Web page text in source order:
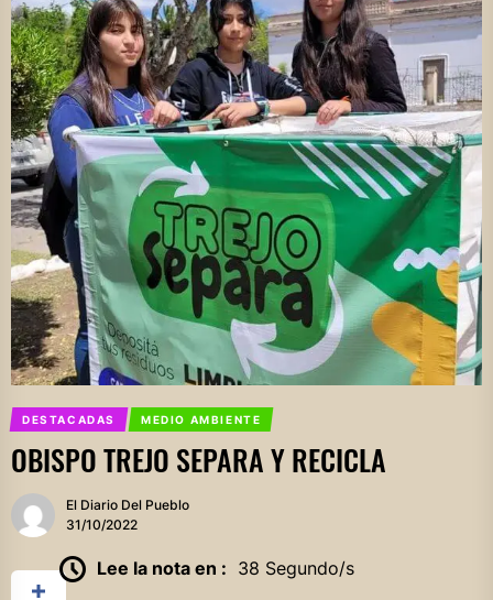
DESTACADAS MEDIO AMBIENTE
OBISPO TREJO SEPARA Y RECICLA
El Diario Del Pueblo
31/10/2022
Lee la nota en : 38 Segundo/s